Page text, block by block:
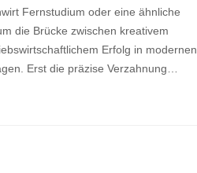
Fernstudium oder eine ähnliche
die Brücke zwischen kreativem
Erfolg in modernen
Erst die präzise Verzahnung…